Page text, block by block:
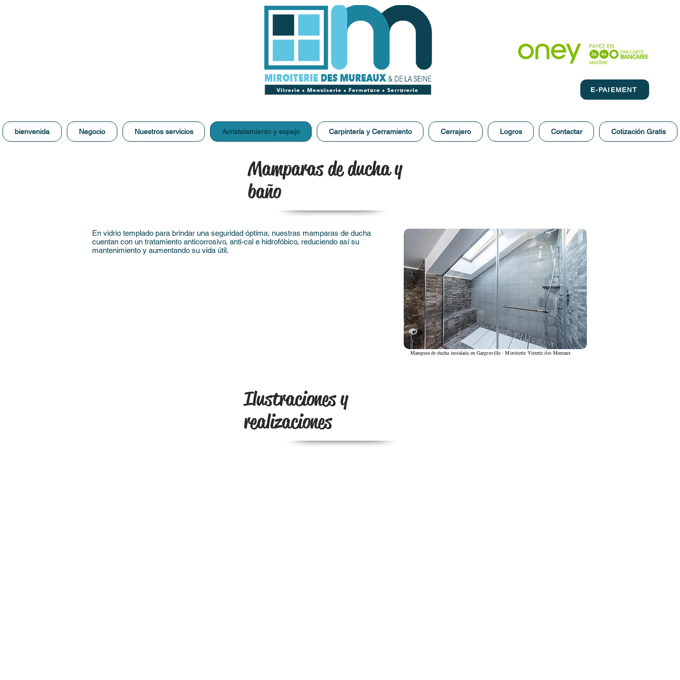
E-PAIEMENT
bienvenida Negocio Nuestros servicios Acristalamiento y espejo Carpintería y Cerramiento Cerrajero Logros Contactar Cotización Gratis
Mamparas de ducha y
baño
En vidrio templado para brindar una seguridad óptima, nuestras mamparas de ducha
cuentan con un tratamiento anticorrosivo, anti-cal e hidrofóbico, reduciendo así su
mantenimiento y aumentando su vida útil.
Mampara de ducha instalada en Gargenville - Miroiterie Vitrerie des Mureaux
Ilustraciones y
realizaciones